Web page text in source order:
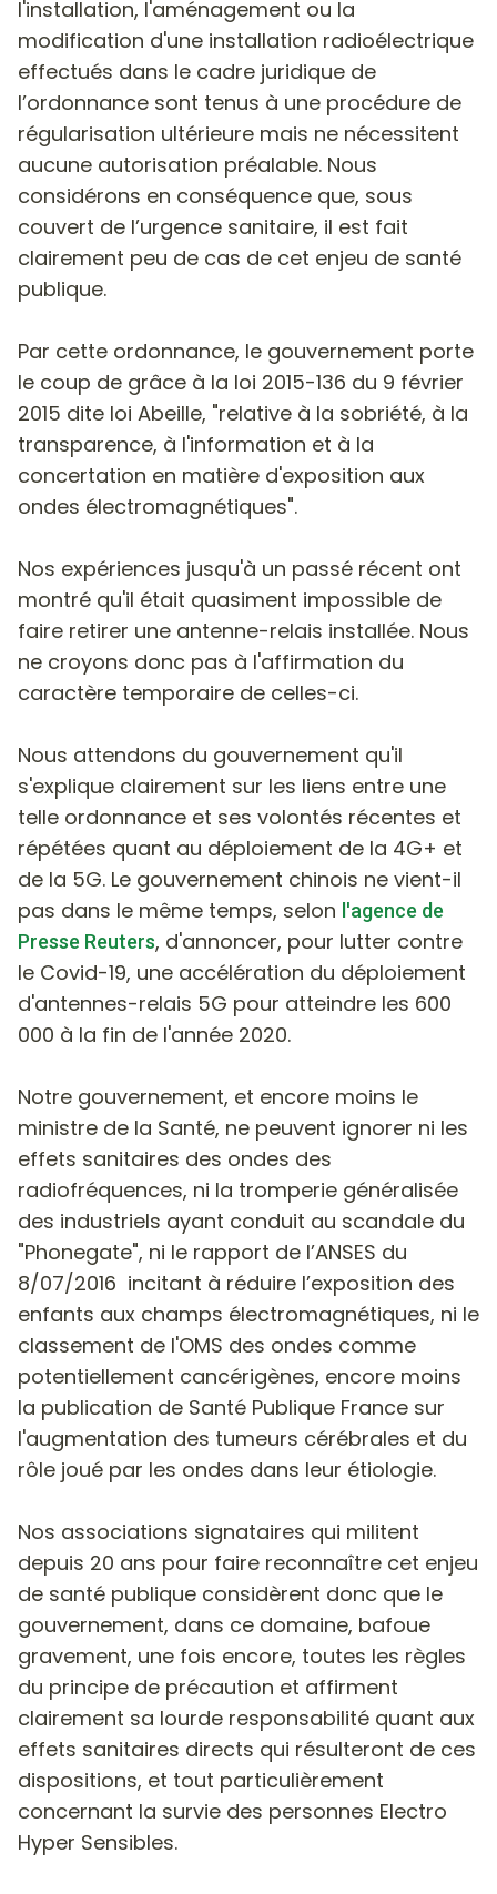
l'installation, l'aménagement ou la
modification d'une installation radioélectrique
effectués dans le cadre juridique de
l’ordonnance sont tenus à une procédure de
régularisation ultérieure mais ne nécessitent
aucune autorisation préalable. Nous
considérons en conséquence que, sous
couvert de l’urgence sanitaire, il est fait
clairement peu de cas de cet enjeu de santé
publique.
Par cette ordonnance, le gouvernement porte
le coup de grâce à la loi 2015-136 du 9 février
2015 dite loi Abeille, "relative à la sobriété, à la
transparence, à l'information et à la
concertation en matière d'exposition aux
ondes électromagnétiques".
Nos expériences jusqu'à un passé récent ont
montré qu'il était quasiment impossible de
faire retirer une antenne-relais installée. Nous
ne croyons donc pas à l'affirmation du
caractère temporaire de celles-ci.
Nous attendons du gouvernement qu'il
s'explique clairement sur les liens entre une
telle ordonnance et ses volontés récentes et
répétées quant au déploiement de la 4G+ et
de la 5G. Le gouvernement chinois ne vient-il
pas dans le même temps, selon l'agence de
Presse Reuters, d'annoncer, pour lutter contre
le Covid-19, une accélération du déploiement
d'antennes-relais 5G pour atteindre les 600
000 à la fin de l'année 2020.
Notre gouvernement, et encore moins le
ministre de la Santé, ne peuvent ignorer ni les
effets sanitaires des ondes des
radiofréquences, ni la tromperie généralisée
des industriels ayant conduit au scandale du
"Phonegate", ni le rapport de l’ANSES du
8/07/2016 incitant à réduire l’exposition des
enfants aux champs électromagnétiques, ni le
classement de l'OMS des ondes comme
potentiellement cancérigènes, encore moins
la publication de Santé Publique France sur
l'augmentation des tumeurs cérébrales et du
rôle joué par les ondes dans leur étiologie.
Nos associations signataires qui militent
depuis 20 ans pour faire reconnaître cet enjeu
de santé publique considèrent donc que le
gouvernement, dans ce domaine, bafoue
gravement, une fois encore, toutes les règles
du principe de précaution et affirment
clairement sa lourde responsabilité quant aux
effets sanitaires directs qui résulteront de ces
dispositions, et tout particulièrement
concernant la survie des personnes Electro
Hyper Sensibles.